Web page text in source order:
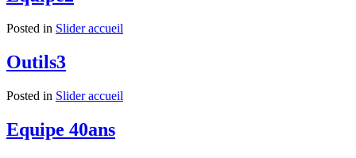
Posted in Slider accueil
Outils3
Posted in Slider accueil
Equipe 40ans